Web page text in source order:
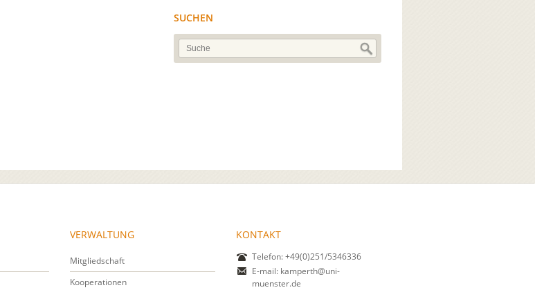
SUCHEN
VERWALTUNG
Mitgliedschaft
Kooperationen
KONTAKT
Telefon: +49(0)251/5346336
E-mail: kamperth@uni-
muenster.de